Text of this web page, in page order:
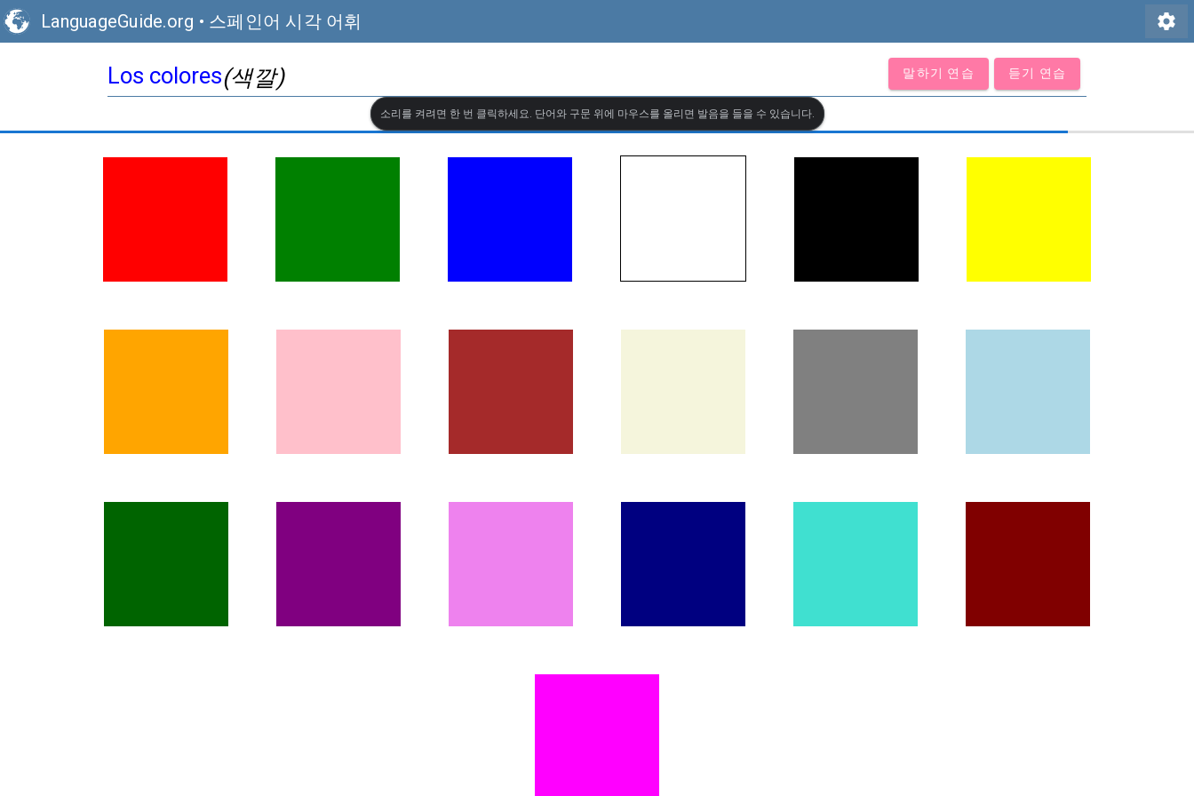
LanguageGuide.org • 스페인어 시각 어휘 settings
Los colores(색깔) 말하기 연습 듣기 연습
소리를 켜려면 한 번 클릭하세요. 단어와 구문 위에 마우스를 올리면 발음을 들을 수 있습니다.